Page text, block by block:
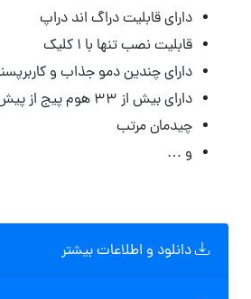
دارای قابلیت دراگ اند دراپ
قابلیت نصب تنها با ۱ کلیک
دارای چندین دمو جذاب و
دارای بیش از ۳۳ هوم پیج از پیش طراحی شده
چیدمان مرتب
و …
دانلود و اطلاعات بیشتر